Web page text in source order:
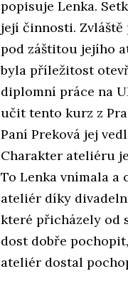
popisuje Lenka.
její činnosti. Zvláště
pod záštitou jejího
byla příležitost
diplomní práce na
učit tento kurz z
Paní Preková jej
Charakter ateliéru
To Lenka vnímala a
ateliér díky
které přicházely od
dost dobře
ateliér dostal